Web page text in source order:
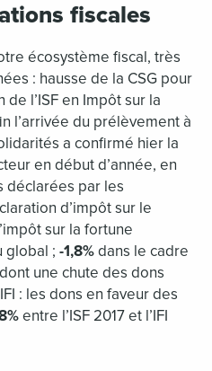
fiscales
écosystème fiscal, très
: hausse de la CSG pour
l’ISF en Impôt sur la
l’arrivée du prélèvement à
a confirmé hier la
en début d’année, en
déclarées par les
d’impôt sur le
sur la fortune
global ; -1,8%dans le cadre
une chute des dons
: les dons en faveur des
entre l’ISF 2017 et l’IFI